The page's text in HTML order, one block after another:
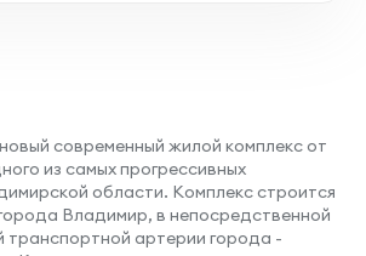
санузел
современный жилой комплекс от
из самых прогрессивных
области. Комплекс строится
Владимир, в непосредственной
транспортной артерии города -